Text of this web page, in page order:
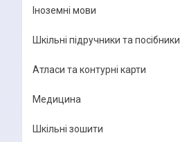
Іноземні мови
Шкільні підручники та посібники
Атласи та контурні карти
Медицина
Шкільні зошити